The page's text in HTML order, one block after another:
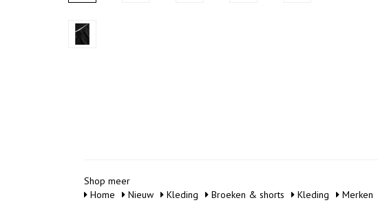
Shop meer
Home
Nieuw Kleding Broeken & shorts Kleding Merken